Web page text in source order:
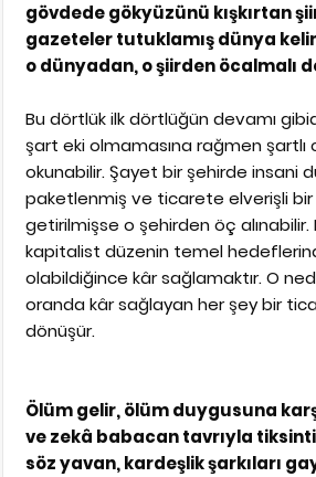
gövdede gökyüzünü kışkırtan
gazeteler tutuklamış dünya
o dünyadan, o şiirden öcalmalı
Bu dörtlük ilk dörtlüğün devamı
şart eki olmamasına rağmen şartlı
okunabilir. Şayet bir şehirde insani
paketlenmiş ve ticarete elverişli
getirilmişse o şehirden öç alınabilir.
kapitalist düzenin temel
olabildiğince kâr sağlamaktır. O
oranda kâr sağlayan her şey bir
dönüşür.
Ölüm gelir, ölüm duygusuna
ve zekâ babacan tavrıyla
söz yavan, kardeşlik şarkıları